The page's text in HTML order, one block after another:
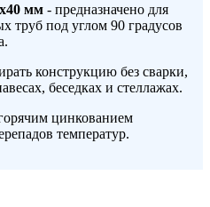
мм - предназначено для
труб под углом 90 градусов
конструкцию без сварки,
беседках и стеллажах.
цинкованием
температур.